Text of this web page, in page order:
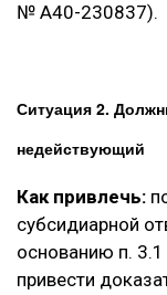
№ А40-230837).
Ситуация 2.
недействующий
Как привлечь:
субсидиарной
основанию п.
привести